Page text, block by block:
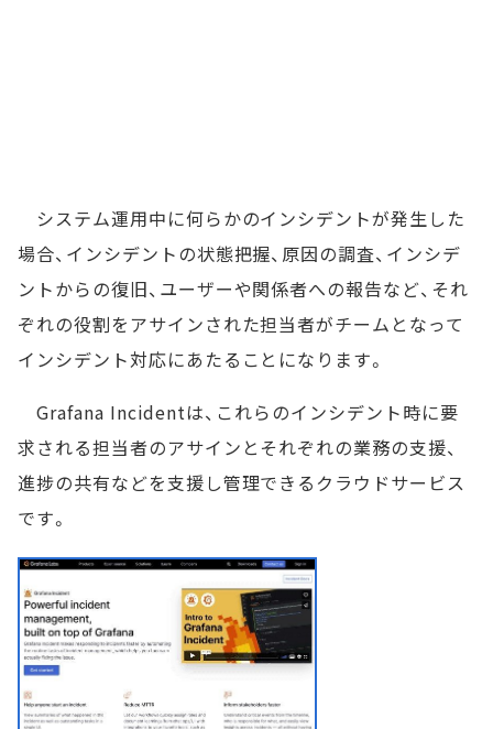
システム運用中に何らかのインシデントが発生した
場合、インシデントの状態把握、原因の調査、インシデ
ントからの復旧、ユーザーや関係者への報告など、それ
ぞれの役割をアサインされた担当者がチームとなって
インシデント対応にあたることになります。
Grafana Incidentは、これらのインシデント時に要
求される担当者のアサインとそれぞれの業務の支援、
進捗の共有などを支援し管理できるクラウドサービス
です。